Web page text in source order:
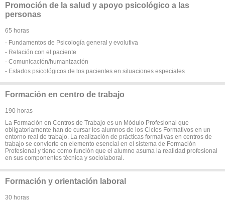
Promoción de la salud y apoyo psicológico a las
personas
65 horas
- Fundamentos de Psicología general y evolutiva
- Relación con el paciente
- Comunicación/humanización
- Estados psicológicos de los pacientes en situaciones especiales
Formación en centro de trabajo
190 horas
La Formación en Centros de Trabajo es un Módulo Profesional que
obligatoriamente han de cursar los alumnos de los Ciclos Formativos en un
entorno real de trabajo. La realización de prácticas formativas en centros de
trabajo se convierte en elemento esencial en el sistema de Formación
Profesional y tiene como función que el alumno asuma la realidad profesional
en sus componentes técnica y sociolaboral.
Formación y orientación laboral
30 horas